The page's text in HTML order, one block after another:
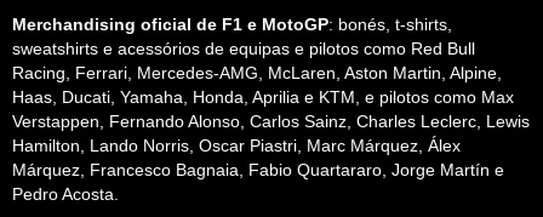
Merchandising oficial de F1 e MotoGP: bonés, t-shirts,
sweatshirts e acessórios de equipas e pilotos como Red Bull
Racing, Ferrari, Mercedes-AMG, McLaren, Aston Martin, Alpine,
Haas, Ducati, Yamaha, Honda, Aprilia e KTM, e pilotos como Max
Verstappen, Fernando Alonso, Carlos Sainz, Charles Leclerc, Lewis
Hamilton, Lando Norris, Oscar Piastri, Marc Márquez, Álex
Márquez, Francesco Bagnaia, Fabio Quartararo, Jorge Martín e
Pedro Acosta.